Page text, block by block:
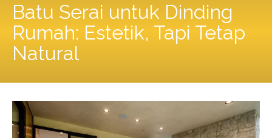
Batu Serai untuk Dinding
Rumah: Estetik, Tapi Tetap
Natural